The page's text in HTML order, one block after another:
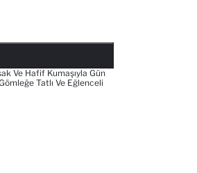
Ve Hafif Kumaşıyla Gün
Tatlı Ve Eğlenceli